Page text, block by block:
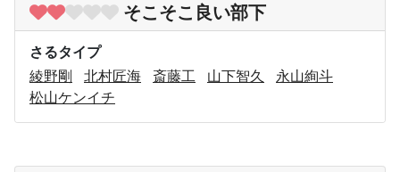
そこそこ良い部下
さるタイプ
綾野剛
北村匠海 斎藤工 山下智久
永山絢斗
松山ケンイチ